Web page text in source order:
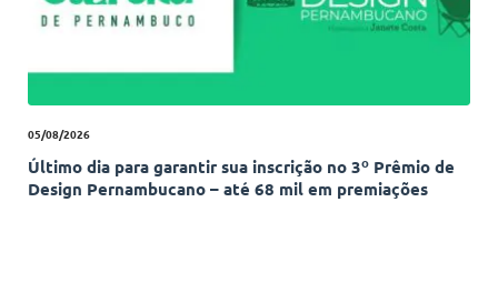
05/08/2026
Último dia para garantir sua inscrição no 3º Prêmio de
Design Pernambucano – até 68 mil em premiações